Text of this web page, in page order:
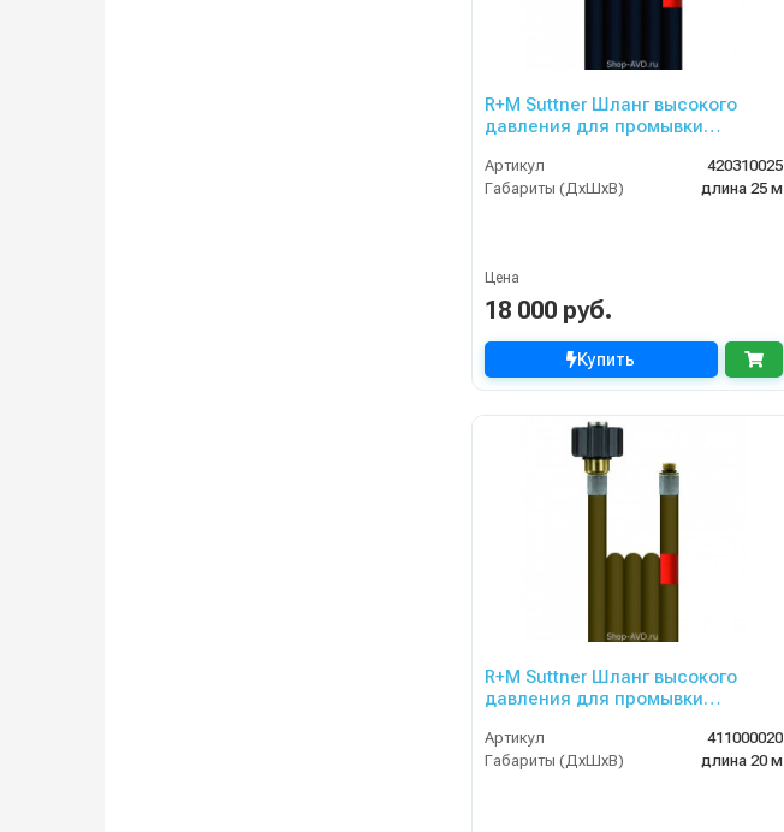
R+M Suttner Шланг высокого
давления для промывки
Артикул
420310025
Габариты (ДхШхВ)
длина 25 м
Цена
18 000 руб.
Купить
R+M Suttner Шланг высокого
давления для промывки
Артикул
411000020
Габариты (ДхШхВ)
длина 20 м